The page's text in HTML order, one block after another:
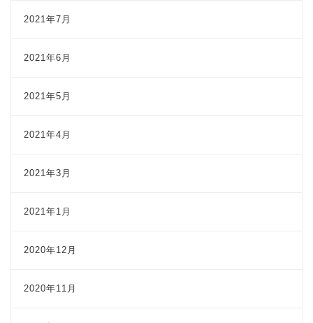
2021年7月
2021年6月
2021年5月
2021年4月
2021年3月
2021年1月
2020年12月
2020年11月